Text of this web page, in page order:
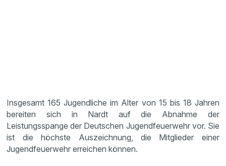
Insgesamt 165 Jugendliche im Alter von 15 bis 18 Jahren
bereiten sich in Nardt auf die Abnahme der
Leistungsspange der Deutschen Jugendfeuerwehr vor. Sie
ist die höchste Auszeichnung, die Mitglieder einer
Jugendfeuerwehr erreichen können.